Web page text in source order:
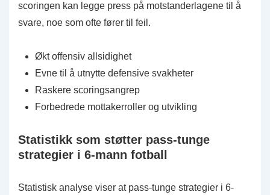
scoringen kan legge press på motstanderlagene til å
svare, noe som ofte fører til feil.
Økt offensiv allsidighet
Evne til å utnytte defensive svakheter
Raskere scoringsangrep
Forbedrede mottakerroller og utvikling
Statistikk som støtter pass-tunge
strategier i 6-mann fotball
Statistisk analyse viser at pass-tunge strategier i 6-